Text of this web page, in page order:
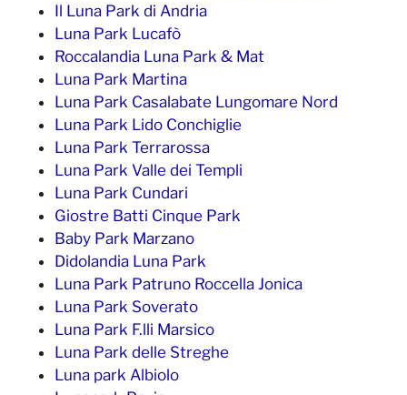
Il Luna Park di Andria
Luna Park Lucafò
Roccalandia Luna Park & Mat
Luna Park Martina
Luna Park Casalabate Lungomare Nord
Luna Park Lido Conchiglie
Luna Park Terrarossa
Luna Park Valle dei Templi
Luna Park Cundari
Giostre Batti Cinque Park
Baby Park Marzano
Didolandia Luna Park
Luna Park Patruno Roccella Jonica
Luna Park Soverato
Luna Park F.lli Marsico
Luna Park delle Streghe
Luna park Albiolo